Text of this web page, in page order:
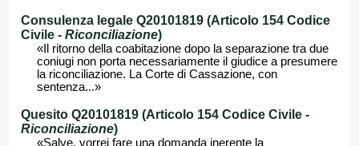
Consulenza legale Q20101819 (Articolo 154 Codice
Civile - Riconciliazione)
«Il ritorno della coabitazione dopo la separazione tra due
coniugi non porta necessariamente il giudice a presumere
la riconciliazione. La Corte di Cassazione, con
sentenza...»
Quesito Q20101819 (Articolo 154 Codice Civile -
Riconciliazione)
«Salve, vorrei fare una domanda inerente la